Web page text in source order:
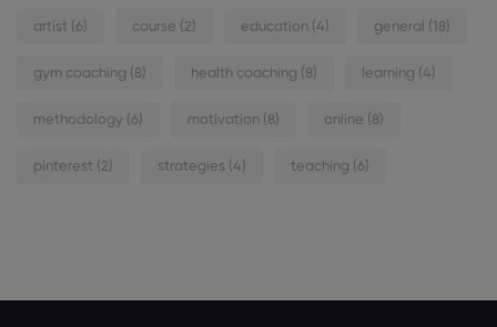
artist (6) course (2) education (4) general (18)
gym coaching (8) health coaching (8) learning (4)
methodology (6) motivation (8) online (8)
pinterest (2) strategies (4) teaching (6)